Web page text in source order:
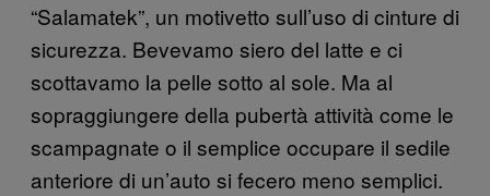
“Salamatek”, un motivetto sull’uso di cinture di
sicurezza. Bevevamo siero del latte e ci
scottavamo la pelle sotto al sole. Ma al
sopraggiungere della pubertà attività come le
scampagnate o il semplice occupare il sedile
anteriore di un’auto si fecero meno semplici.